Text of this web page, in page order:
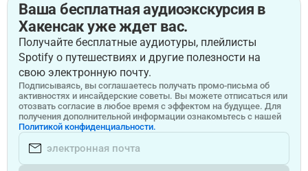
Ваша бесплатная аудиоэкскурсия в
Хакенсак уже ждет вас.
Получайте бесплатные аудиотуры, плейлисты
Spotify о путешествиях и другие полезности на
свою электронную почту.
Подписываясь, вы соглашаетесь получать промо-письма об
активностях и инсайдерские советы. Вы можете отписаться или
отозвать согласие в любое время с эффектом на будущее. Для
получения дополнительной информации ознакомьтесь с нашей
Политикой конфиденциальности.